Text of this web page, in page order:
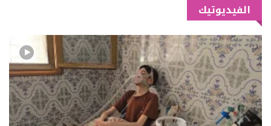
الفيديوتيك